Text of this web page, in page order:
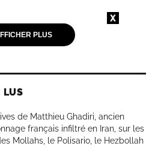
PLUS
LUS
de Matthieu Ghadiri, ancien
français infiltré en Iran, sur les
Mollahs, le Polisario, le Hezbollah